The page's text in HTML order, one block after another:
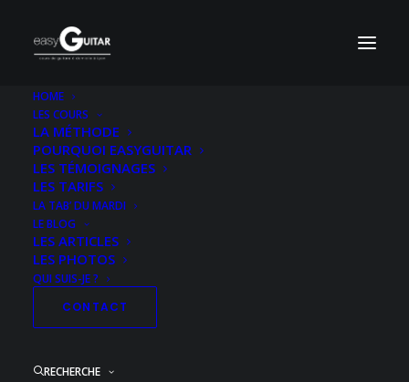
HOME
LES COURS
LA MÉTHODE
POURQUOI EASYGUITAR
LES TÉMOIGNAGES
LES TARIFS
LA TAB’ DU MARDI
LE BLOG
LES ARTICLES
LES PHOTOS
QUI SUIS-JE ?
CONTACT
RECHERCHE
Pochette-Coldplay-Parachutes-HD
Accueil Acoustique Niveau 2
Pochette-Coldplay-Parachutes-HD